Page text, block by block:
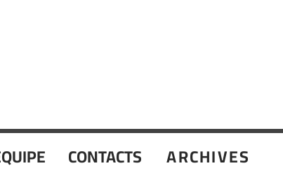
CONTACTS ARCHIVES